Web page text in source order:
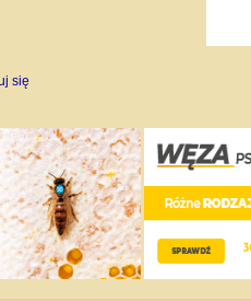
się